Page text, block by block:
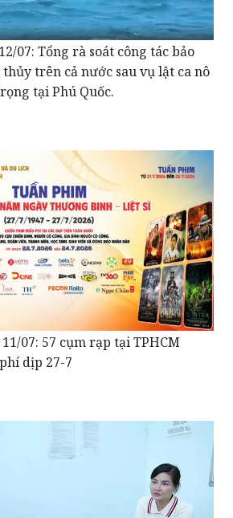
07: Tổng rà soát công tác bảo
trên cả nước sau vụ lật ca nô
tại Phú Quốc.
07: 57 cụm rạp tại TPHCM
dịp 27-7